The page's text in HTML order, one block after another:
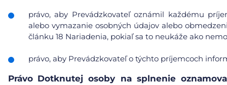
právo, aby Prevádzkovateľ oznámil každému
alebo vymazanie osobných údajov alebo
článku 18 Nariadenia, pokiaľ sa to neukáže ako
právo, aby Prevádzkovateľ o týchto príjemcoch
Právo Dotknutej osoby na splnenie